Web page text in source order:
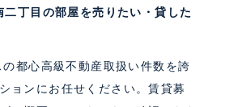
丁目の部屋を売りたい・貸した
都心高級不動産取扱い件数を誇
ョンにお任せください。賃貸募